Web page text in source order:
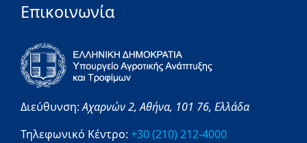
Επικοινωνία
Διεύθυνση:Αχαρνών 2,Αθήνα, 101 76, Ελλάδα
Τηλεφωνικό Κέντρο: +30 (210) 212-4000